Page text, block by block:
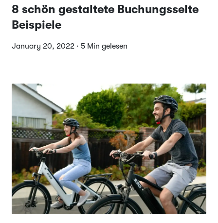
8 schön gestaltete Buchungsseite
Beispiele
January 20, 2022 · 5 Min gelesen